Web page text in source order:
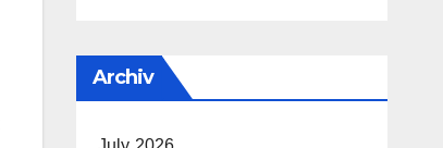
Archiv